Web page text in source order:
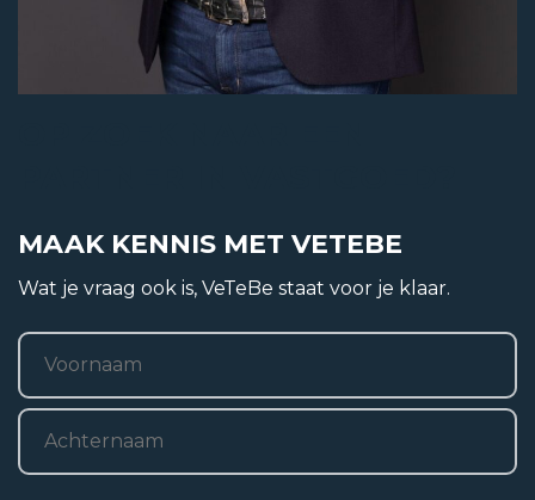
Bedrijfsruimte bedrijfshal
125 m 2
Perceel
625 m2
MAAK KENNIS MET VETEBE
Wat je vraag ook is, VeTeBe staat voor je klaar.
Naam
Voornaam